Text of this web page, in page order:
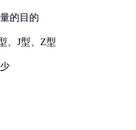
的目的
、J型、Z型